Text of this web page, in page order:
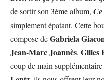
de sortir son 3ème album,
simplement épatant. Cette
compose deGabriela
Jean-Marc Joannès, Gilles
coup de main